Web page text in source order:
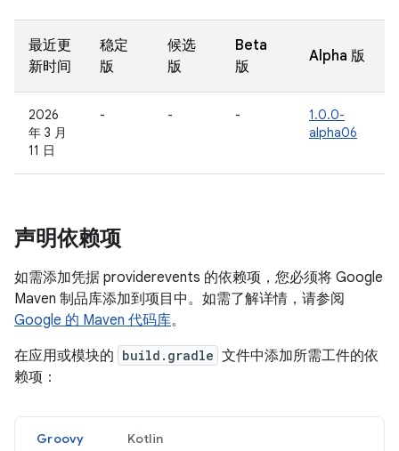
最近更
新时间
稳定
版
候选
版
Beta
版
Alpha 版
2026
年 3 月
11 日
- - -
1.0.0-
alpha06
声明依赖项
如需添加凭据 providerevents 的依赖项，您必须将 Google
Maven 制品库添加到项目中。如需了解详情，请参阅
Google 的 Maven 代码库。
在应用或模块的 build.gradle 文件中添加所需工件的依
赖项：
Groovy Kotlin